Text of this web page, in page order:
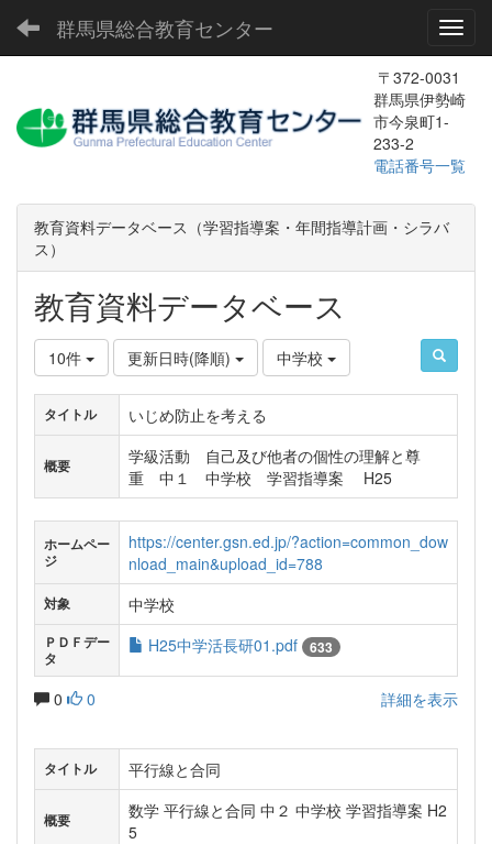
群馬県総合教育センター
〒372-0031
群馬県伊勢崎
市今泉町1-
233-2
電話番号一覧
教育資料データベース（学習指導案・年間指導計画・シラバ
ス）
教育資料データベース
10件 更新日時(降順) 中学校
タイトル いじめ防止を考える
概要
学級活動 自己及び他者の個性の理解と尊
重 中１ 中学校 学習指導案 H25
ホームペー
ジ
https://center.gsn.ed.jp/?action=common_dow
nload_main&upload_id=788
対象 中学校
ＰＤＦデー
タ
H25中学活長研01.pdf 633
0 0 詳細を表示
タイトル 平行線と合同
概要
数学 平行線と合同 中２ 中学校 学習指導案 H2
5